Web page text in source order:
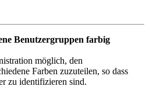
Benutzergruppen farbig
möglich, den
Farben zuzuteilen, so dass
zu identifizieren sind.